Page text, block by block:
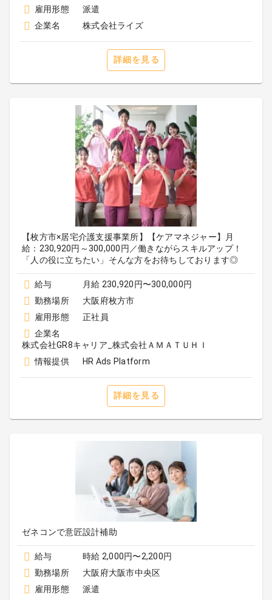
雇用形態
派遣
企業名
株式会社ライズ
詳細を見る
【枚方市×居宅介護支援事業所】【ケアマネジャー】月
給：230,920円～300,000円／働きながらスキルアップ！
「人の役に立ちたい」そんな方をお待ちしております◎
給与
月給 230,920円〜300,000円
勤務場所
大阪府枚方市
雇用形態
正社員
企業名
株式会社GR8キャリア_株式会社ＡＭＡＴＵＨＩ
情報提供
HR Ads Platform
詳細を見る
ゼネコンで意匠設計補助
給与
時給 2,000円〜2,200円
勤務場所
大阪府大阪市中央区
雇用形態
派遣